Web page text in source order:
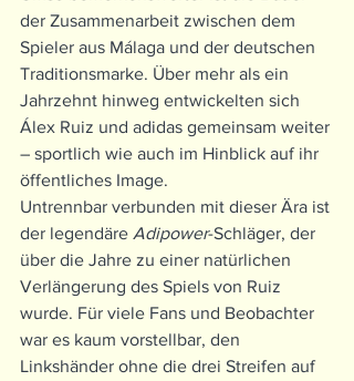
der Zusammenarbeit zwischen dem
Spieler aus Málaga und der deutschen
Traditionsmarke. Über mehr als ein
Jahrzehnt hinweg entwickelten sich
Álex Ruiz und adidas gemeinsam weiter
– sportlich wie auch im Hinblick auf ihr
öffentliches Image.
Untrennbar verbunden mit dieser Ära ist
der legendäre Adipower-Schläger, der
über die Jahre zu einer natürlichen
Verlängerung des Spiels von Ruiz
wurde. Für viele Fans und Beobachter
war es kaum vorstellbar, den
Linkshänder ohne die drei Streifen auf